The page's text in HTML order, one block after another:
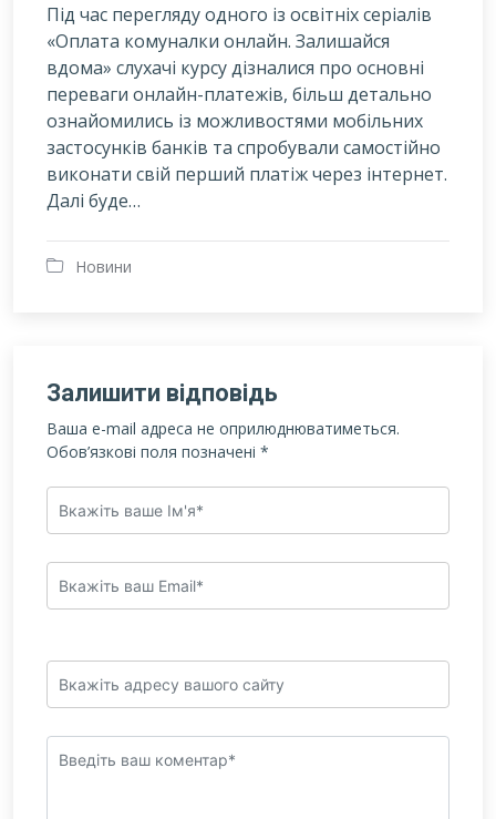
Під час перегляду одного із освітніх серіалів
«Оплата комуналки онлайн. Залишайся
вдома» слухачі курсу дізналися про основні
переваги онлайн-платежів, більш детально
ознайомились із можливостями мобільних
застосунків банків та спробували самостійно
виконати свій перший платіж через інтернет.
Далі буде…
Новини
Залишити відповідь
Ваша e-mail адреса не оприлюднюватиметься.
Обов’язкові поля позначені *